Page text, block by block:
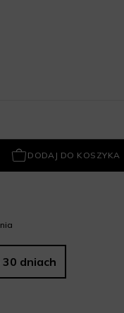
DODAJ DO KOSZYKA
30 dniach